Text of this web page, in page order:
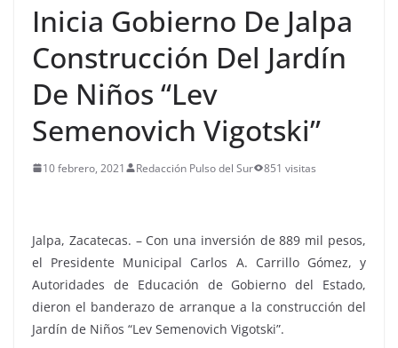
Inicia Gobierno De Jalpa
Construcción Del Jardín
De Niños “Lev
Semenovich Vigotski”
10 febrero, 2021 Redacción Pulso del Sur 851 visitas
Jalpa, Zacatecas. – Con una inversión de 889 mil pesos,
el Presidente Municipal Carlos A. Carrillo Gómez, y
Autoridades de Educación de Gobierno del Estado,
dieron el banderazo de arranque a la construcción del
Jardín de Niños “Lev Semenovich Vigotski”.